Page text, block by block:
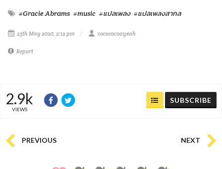
#Gracie Abrams #music #แปลเพลง #แปลเพลงสากล
25th May 2020, 2:12 pm cocococoayeah
Report
2.9k
VIEWS
SUBSCRIBE
PREVIOUS NEXT